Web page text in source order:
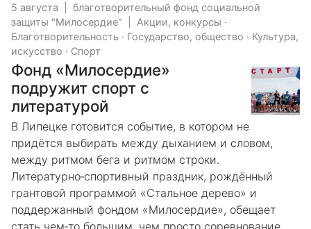
5 августа
благотворительный фонд социальной
защиты "Милосердие"
Акции, конкурсы ·
Благотворительность · Государство, общество · Культура,
искусство · Спорт
Фонд «Милосердие»
подружит спорт с
литературой
В Липецке готовится событие, в котором не
придётся выбирать между дыханием и словом,
между ритмом бега и ритмом строки.
Литературно‑спортивный праздник, рождённый
грантовой программой «Стальное дерево» и
поддержанный фондом «Милосердие», обещает
стать чем‑то большим, чем просто соревнование.